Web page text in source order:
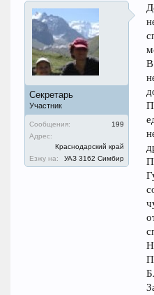
Секретарь
Участник
Сообщения:
199
Адрес:
Краснодарский край
Езжу на:
УАЗ 3162 Симбир
В